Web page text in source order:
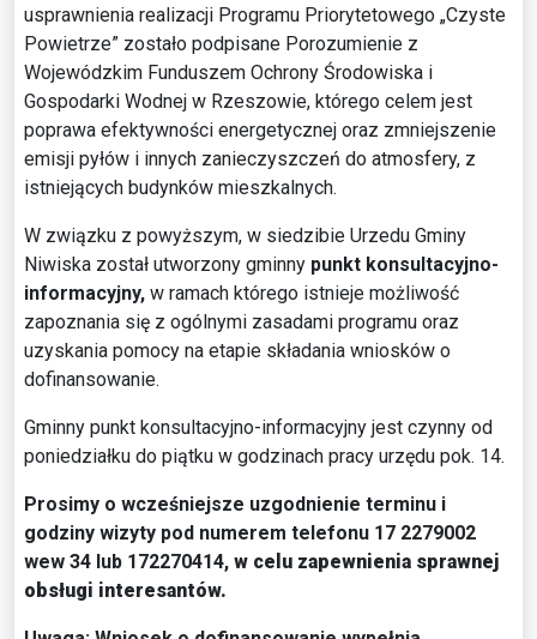
usprawnienia realizacji Programu Priorytetowego „Czyste
Powietrze” zostało podpisane Porozumienie z
Wojewódzkim Funduszem Ochrony Środowiska i
Gospodarki Wodnej w Rzeszowie, którego celem jest
poprawa efektywności energetycznej oraz zmniejszenie
emisji pyłów i innych zanieczyszczeń do atmosfery, z
istniejących budynków mieszkalnych.
W związku z powyższym, w siedzibie Urzedu Gminy
Niwiska został utworzony gminny punkt konsultacyjno-
informacyjny, w ramach którego istnieje możliwość
zapoznania się z ogólnymi zasadami programu oraz
uzyskania pomocy na etapie składania wniosków o
dofinansowanie.
Gminny punkt konsultacyjno-informacyjny jest czynny od
poniedziałku do piątku w godzinach pracy urzędu pok. 14.
Prosimy o wcześniejsze uzgodnienie terminu i
godziny wizyty pod numerem telefonu 17 2279002
wew 34 lub 172270414, w celu zapewnienia sprawnej
obsługi interesantów.